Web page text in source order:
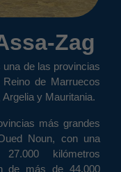
Zag
de las provincias
de Marruecos
y Mauritania.
más grandes
Noun, con una
kilómetros
de más de 44.000